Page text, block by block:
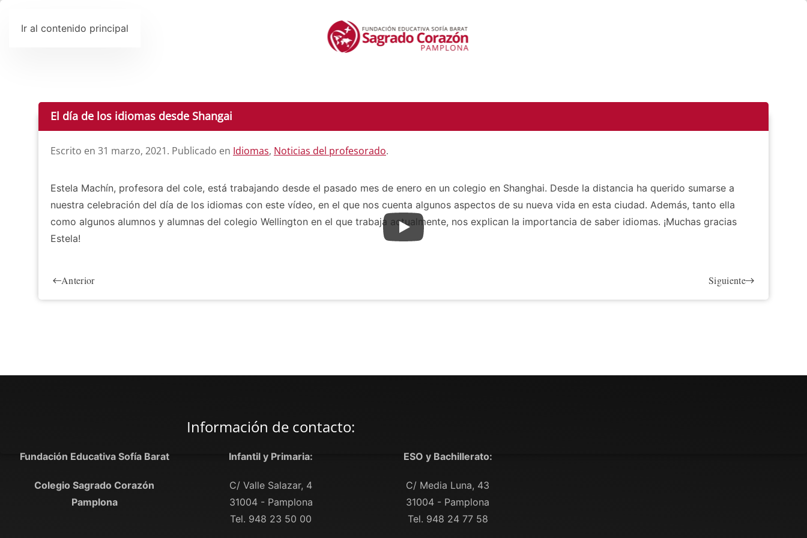
Ir al contenido principal
El día de los idiomas desde Shangai
Escrito en 31 marzo, 2021. Publicado en Idiomas, Noticias del profesorado.
Estela Machín, profesora del cole, está trabajando desde el pasado mes de enero en un colegio en Shanghai. Desde la distancia ha querido sumarse a
nuestra celebración del día de los idiomas con este vídeo, en el que nos cuenta algunos aspectos de su nueva vida en esta ciudad. Además, tanto ella
como algunos alumnos y alumnas del colegio Wellington en el que trabaja actualmente, nos explican la importancia de saber idiomas. ¡Muchas gracias
Estela!
Anterior Siguiente
Información de contacto:
Fundación Educativa Sofía Barat
Colegio Sagrado Corazón
Pamplona
Infantil y Primaria:
C/ Valle Salazar, 4
31004 - Pamplona
Tel. 948 23 50 00
ESO y Bachillerato:
C/ Media Luna, 43
31004 - Pamplona
Tel. 948 24 77 58